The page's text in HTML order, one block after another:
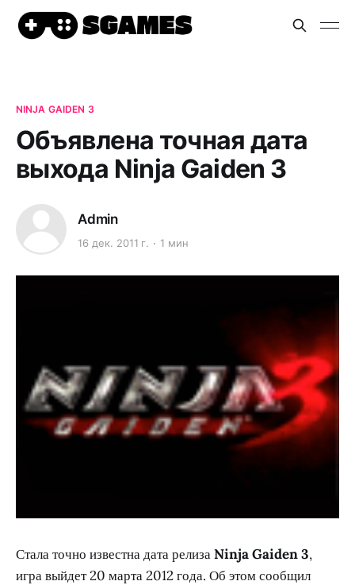
NINJA GAIDEN 3
Объявлена точная дата
выхода Ninja Gaiden 3
Admin
16 дек. 2011 г. 1 мин
Стала точно известна дата релизаNinja Gaiden 3,
игра выйдет 20 марта 2012 года. Об этом сообщил